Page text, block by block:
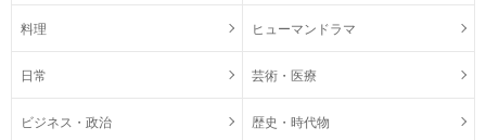
料理 ヒューマンドラマ
日常 芸術・医療
ビジネス・政治 歴史・時代物